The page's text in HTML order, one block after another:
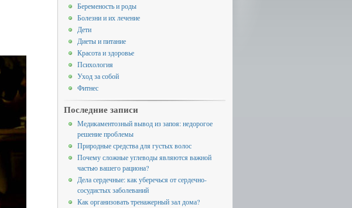
Беременость и роды
Болезни и их лечение
Дети
Диеты и питание
Красота и здоровье
Психология
Уход за собой
Фитнес
Последние записи
Медикаментозный вывод из запоя: недорогое
решение проблемы
Природные средства для густых волос
Почему сложные углеводы являются важной
частью вашего рациона?
Дела сердечные: как уберечься от сердечно-
сосудистых заболеваний
Как организовать тренажерный зал дома?